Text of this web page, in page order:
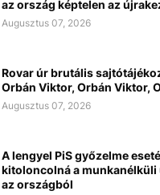
az ország képtelen az
Augusztus 07, 2026
Rovar úr brutális
Orbán Viktor, Orbán Viktor,
Augusztus 07, 2026
A lengyel PiS győzelme
kitoloncolná a munkanélküli
az országból